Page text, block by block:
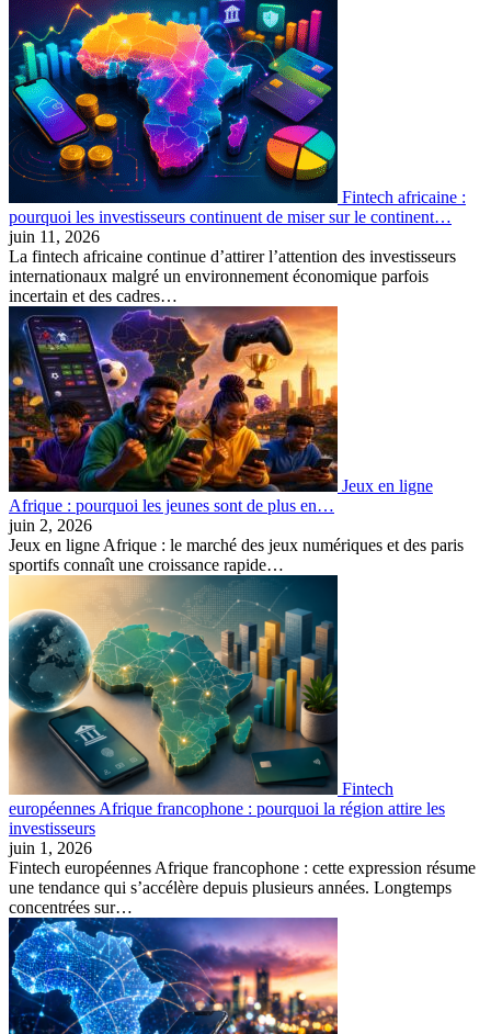
Fintech africaine :
pourquoi les investisseurs continuent de miser sur le continent…
juin 11, 2026
La fintech africaine continue d’attirer l’attention des investisseurs
internationaux malgré un environnement économique parfois
incertain et des cadres…
Jeux en ligne
Afrique : pourquoi les jeunes sont de plus en…
juin 2, 2026
Jeux en ligne Afrique : le marché des jeux numériques et des paris
sportifs connaît une croissance rapide…
Fintech
européennes Afrique francophone : pourquoi la région attire les
investisseurs
juin 1, 2026
Fintech européennes Afrique francophone : cette expression résume
une tendance qui s’accélère depuis plusieurs années. Longtemps
concentrées sur…